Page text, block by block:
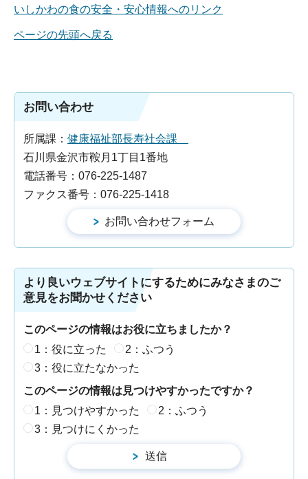
いしかわの食の安全・安心情報へのリンク
ページの先頭へ戻る
お問い合わせ
所属課： 健康福祉部長寿社会課
石川県金沢市鞍月1丁目1番地
電話番号：076-225-1487
ファクス番号：076-225-1418
より良いウェブサイトにするためにみなさまのご
意見をお聞かせください
このページの情報はお役に立ちましたか？
1：役に立った
2：ふつう
3：役に立たなかった
このページの情報は見つけやすかったですか？
1：見つけやすかった
2：ふつう
3：見つけにくかった